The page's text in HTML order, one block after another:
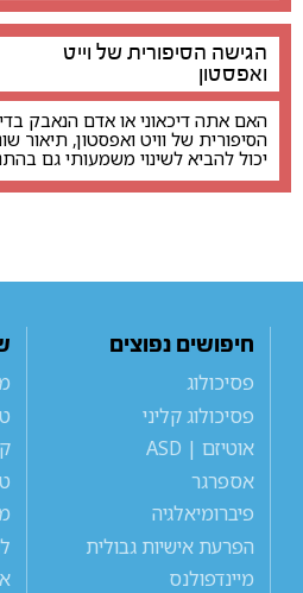
הגישה הסיפורית של וייט
ואפסטון
האם אתה דיכאוני או אדם הנאבק
הסיפורית של וויט ואפסטון, תיאור
יכול להביא לשינוי משמעותי גם
חיפושים נפוצים
פסיכולוג
פסיכולוג קליני
אוטיזם | ASD
אספרגר
פיברומיאלגיה
הפרעת אישיות גבולית
מיינדפולנס